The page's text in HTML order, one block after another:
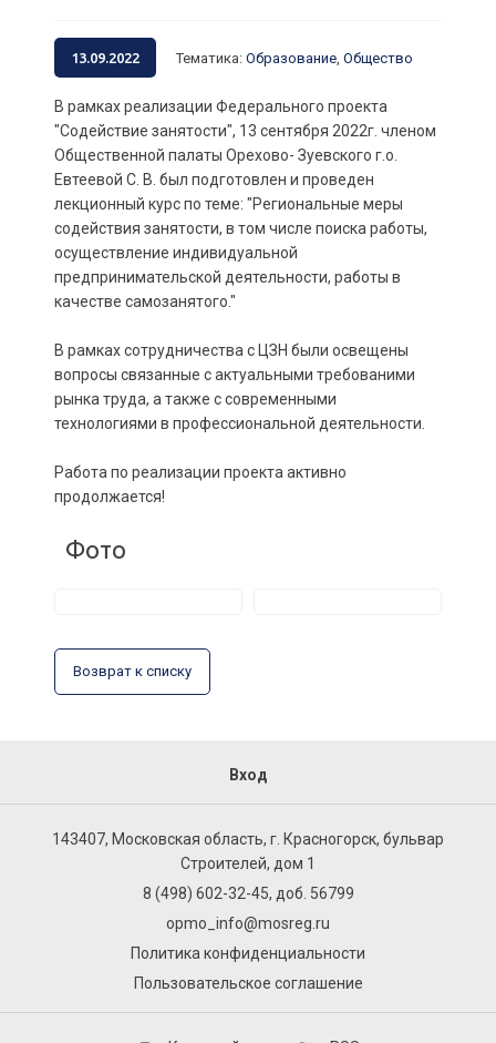
13.09.2022 Тематика: Образование, Общество
В рамках реализации Федерального проекта
"Содействие занятости", 13 сентября 2022г. членом
Общественной палаты Орехово- Зуевского г.о.
Евтеевой С. В. был подготовлен и проведен
лекционный курс по теме: "Региональные меры
содействия занятости, в том числе поиска работы,
осуществление индивидуальной
предпринимательской деятельности, работы в
качестве самозанятого."
В рамках сотрудничества с ЦЗН были освещены
вопросы связанные с актуальными требованими
рынка труда, а также с современными
технологиями в профессиональной деятельности.
Работа по реализации проекта активно
продолжается!
Фото
Возврат к списку
Вход
143407, Московская область, г. Красногорск, бульвар
Строителей, дом 1
8 (498) 602-32-45, доб. 56799
opmo_info@mosreg.ru
Политика конфиденциальности
Пользовательское соглашение